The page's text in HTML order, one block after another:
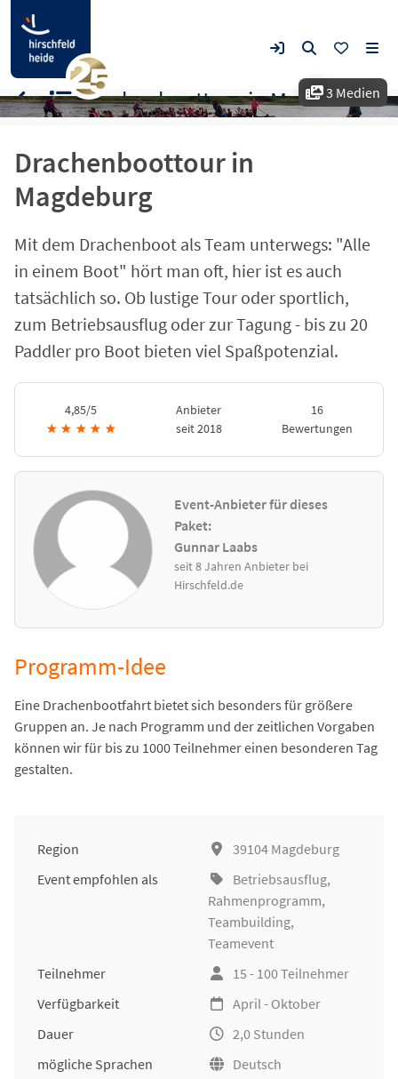
3 Medien
Drachenboottour in
Magdeburg
Mit dem Drachenboot als Team unterwegs: "Alle
in einem Boot" hört man oft, hier ist es auch
tatsächlich so. Ob lustige Tour oder sportlich,
zum Betriebsausflug oder zur Tagung - bis zu 20
Paddler pro Boot bieten viel Spaßpotenzial.
4,85/5
★ ★ ★ ★ ★
Anbieter
seit 2018
16
Bewertungen
Event-Anbieter für dieses
Paket:
Gunnar Laabs
seit 8 Jahren Anbieter bei
Hirschfeld.de
Drachenboottour in Magdeburg
Programm-Idee
Eine Drachenbootfahrt bietet sich besonders für größere
Gruppen an. Je nach Programm und der zeitlichen Vorgaben
können wir für bis zu 1000 Teilnehmer einen besonderen Tag
gestalten.
Region
39104 Magdeburg
Event empfohlen als
Betriebsausflug,
Rahmenprogramm,
Teambuilding,
Teamevent
Teilnehmer
15 - 100 Teilnehmer
Verfügbarkeit
April - Oktober
Dauer
2,0 Stunden
mögliche Sprachen
Deutsch